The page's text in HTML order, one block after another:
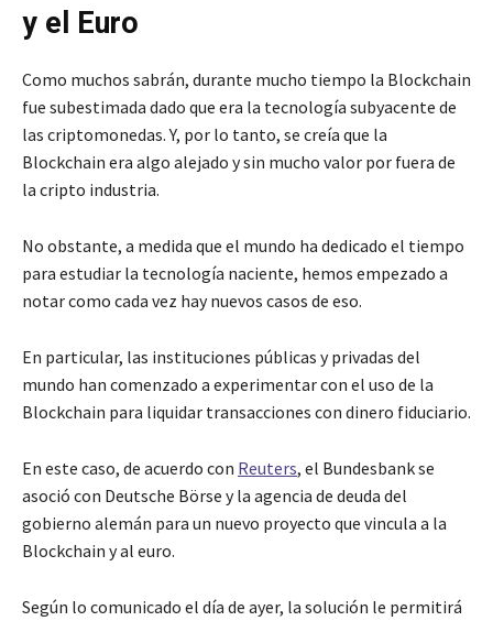
y el Euro
Como muchos sabrán, durante mucho tiempo la Blockchain
fue subestimada dado que era la tecnología subyacente de
las criptomonedas. Y, por lo tanto, se creía que la
Blockchain era algo alejado y sin mucho valor por fuera de
la cripto industria.
No obstante, a medida que el mundo ha dedicado el tiempo
para estudiar la tecnología naciente, hemos empezado a
notar como cada vez hay nuevos casos de eso.
En particular, las instituciones públicas y privadas del
mundo han comenzado a experimentar con el uso de la
Blockchain para liquidar transacciones con dinero fiduciario.
En este caso, de acuerdo con Reuters, el Bundesbank se
asoció con Deutsche Börse y la agencia de deuda del
gobierno alemán para un nuevo proyecto que vincula a la
Blockchain y al euro.
Según lo comunicado el día de ayer, la solución le permitirá